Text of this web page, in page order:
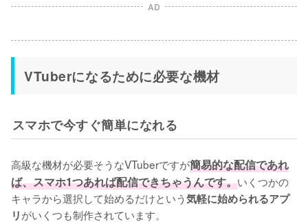
AD
VTuberになるために必要な機材
スマホで今すぐ簡単になれる
高級な機材が必要そうなVTuberですが簡易的な配信であれ
ば、スマホ1つあれば配信できちゃうんです。いくつかの
キャラから選択して始めるだけという気軽に始められるアプ
リがいくつも制作されています。